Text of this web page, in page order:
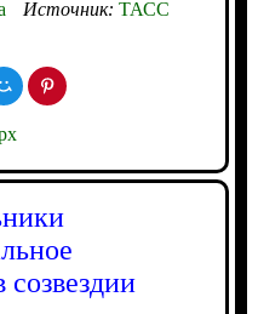
Источник: ТАСС
созвездии